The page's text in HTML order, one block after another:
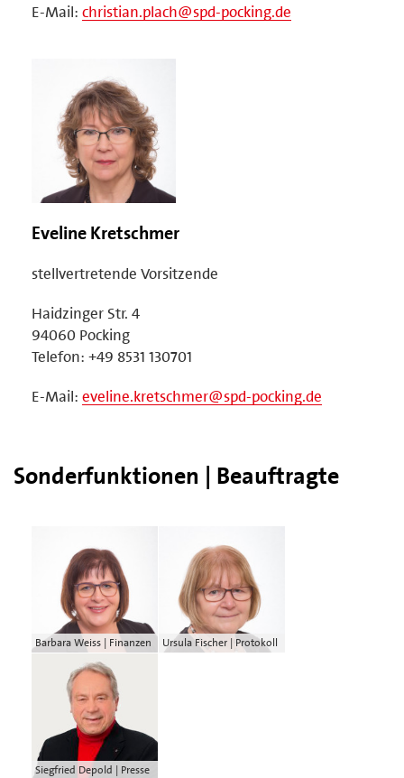
E-Mail: christian.plach@spd-pocking.de
Eveline Kretschmer
stellvertretende Vorsitzende
Haidzinger Str. 4
94060 Pocking
Telefon: +49 8531 130701
E-Mail: eveline.kretschmer@spd-pocking.de
Sonderfunktionen | Beauftragte
Barbara Weiss | Finanzen Ursula Fischer | Protokoll
Siegfried Depold | Presse